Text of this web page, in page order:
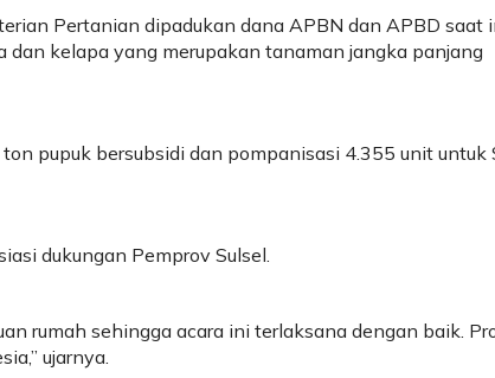
Pertanian dipadukan dana APBN dan APBD saat
kelapa yang merupakan tanaman jangka panjang
pupuk bersubsidi dan pompanisasi 4.355 unit untuk
dukungan Pemprov Sulsel.
rumah sehingga acara ini terlaksana dengan baik.
ujarnya.